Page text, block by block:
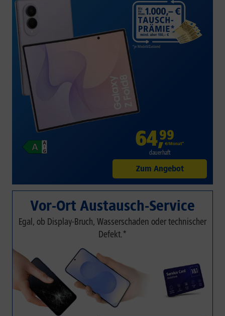
64,99
€/Monat*
dauerhaft
Zum Angebot
Vor-Ort Austausch-Service
Egal, ob Display-Bruch, Wasserschaden oder technischer
Defekt.*